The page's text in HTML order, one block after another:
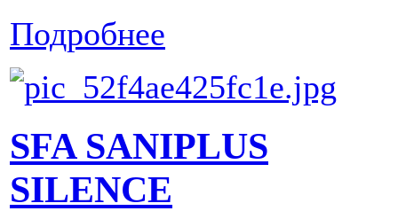
Подробнее
SFA SANIPLUS
SILENCE